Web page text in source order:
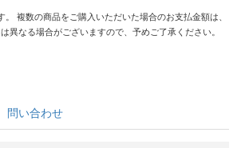
複数の商品をご購入いただいた場合のお支払金額は、
異なる場合がございますので、予めご了承ください。
問い合わせ